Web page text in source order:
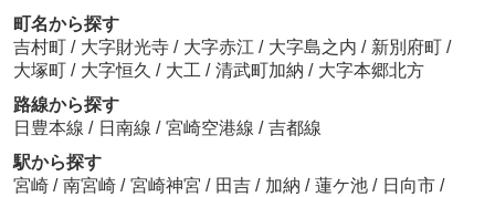
町名から探す
吉村町 / 大字財光寺 / 大字赤江 / 大字島之内 / 新別府町 /
大塚町 / 大字恒久 / 大工 / 清武町加納 / 大字本郷北方
路線から探す
日豊本線 / 日南線 / 宮崎空港線 / 吉都線
駅から探す
宮崎 / 南宮崎 / 宮崎神宮 / 田吉 / 加納 / 蓮ケ池 / 日向市 /